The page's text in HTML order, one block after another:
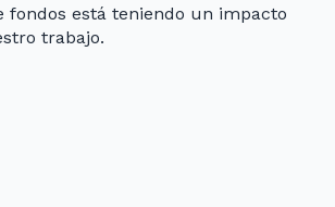
fondos está teniendo un impacto
trabajo.